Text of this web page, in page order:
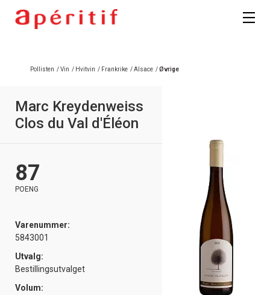
Pollisten /Vin / Hvitvin / Frankrike /Alsace /Øvrige
Marc Kreydenweiss
Clos du Val d'Éléon
87
POENG
Varenummer:
5843001
Utvalg:
Bestillingsutvalget
Volum: